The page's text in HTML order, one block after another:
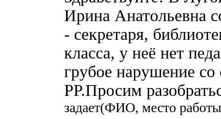
Ирина Анатольевна
- секретаря,
класса, у неё нет
грубое нарушение
РР.Просим
задает(ФИО, место